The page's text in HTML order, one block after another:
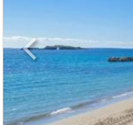
Previous